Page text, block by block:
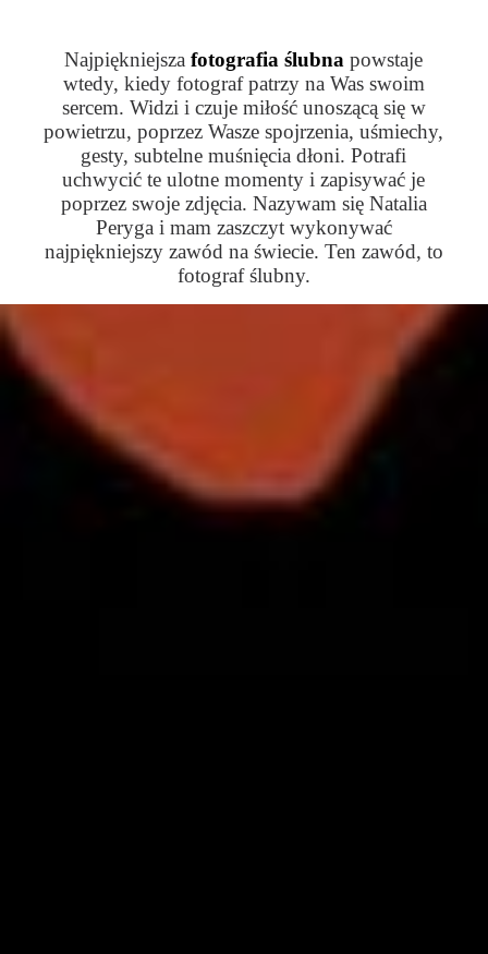
Najpiękniejszafotografia ślubna powstaje
wtedy, kiedy fotograf patrzy na Was swoim
sercem. Widzi i czuje miłość unoszącą się w
powietrzu, poprzez Wasze spojrzenia, uśmiechy,
gesty, subtelne muśnięcia dłoni. Potrafi
uchwycić te ulotne momenty i zapisywać je
poprzez swoje zdjęcia. Nazywam się Natalia
Peryga i mam zaszczyt wykonywać
najpiękniejszy zawód na świecie. Ten zawód, to
fotograf ślubny.